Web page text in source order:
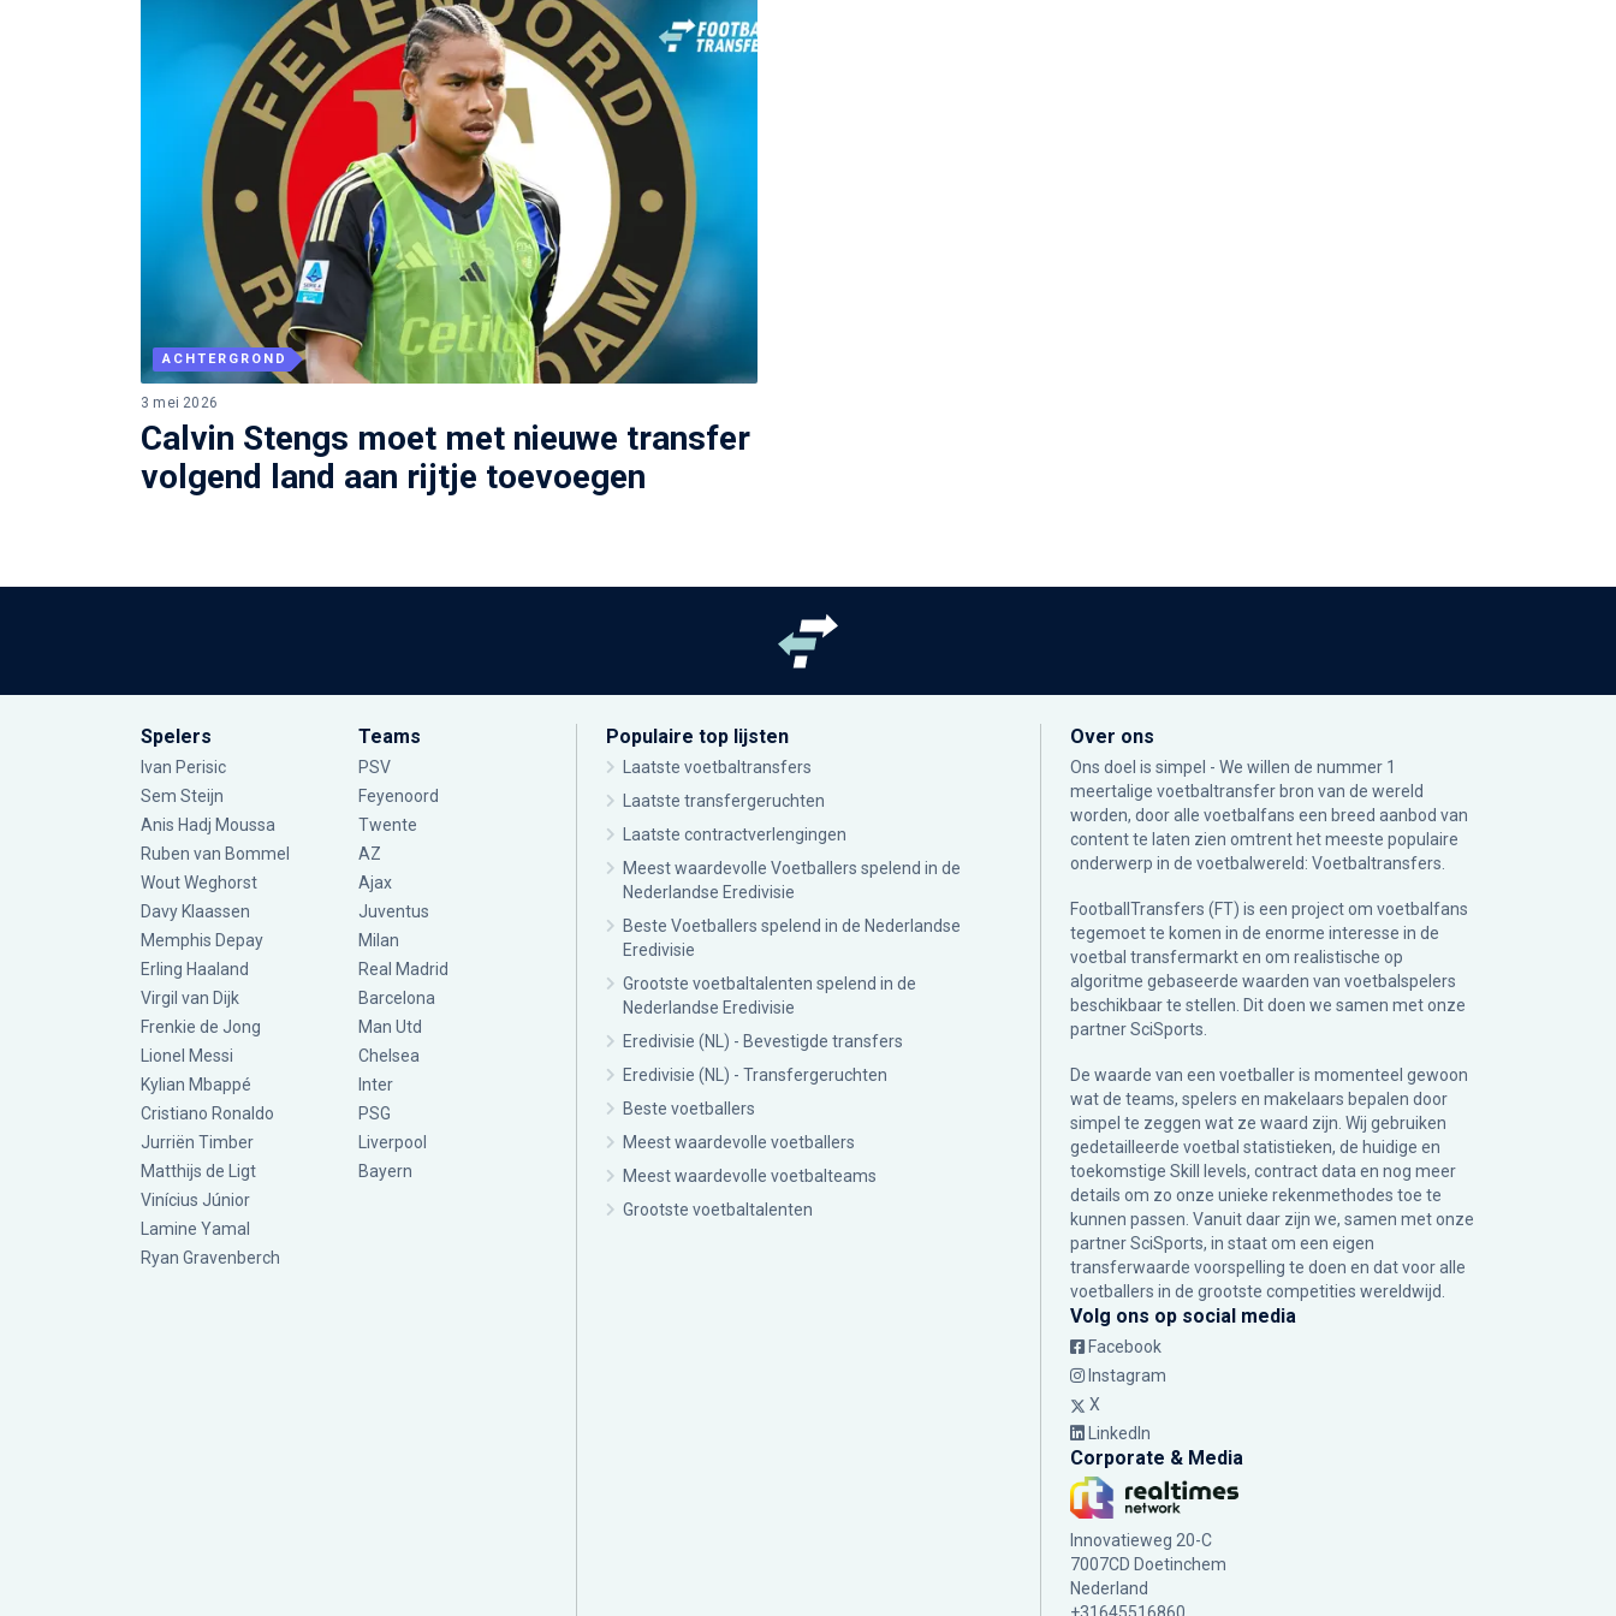
ACHTERGROND
3 mei 2026
Calvin Stengs moet met nieuwe transfer
volgend land aan rijtje toevoegen
Spelers
Ivan Perisic
Sem Steijn
Anis Hadj Moussa
Ruben van Bommel
Wout Weghorst
Davy Klaassen
Memphis Depay
Erling Haaland
Virgil van Dijk
Frenkie de Jong
Lionel Messi
Kylian Mbappé
Cristiano Ronaldo
Jurriën Timber
Matthijs de Ligt
Vinícius Júnior
Lamine Yamal
Ryan Gravenberch
Teams
PSV
Feyenoord
Twente
AZ
Ajax
Juventus
Milan
Real Madrid
Barcelona
Man Utd
Chelsea
Inter
PSG
Liverpool
Bayern
Populaire top lijsten
Laatste voetbaltransfers
Laatste transfergeruchten
Laatste contractverlengingen
Meest waardevolle Voetballers spelend in de
Nederlandse Eredivisie
Beste Voetballers spelend in de Nederlandse
Eredivisie
Grootste voetbaltalenten spelend in de
Nederlandse Eredivisie
Eredivisie (NL) - Bevestigde transfers
Eredivisie (NL) - Transfergeruchten
Beste voetballers
Meest waardevolle voetballers
Meest waardevolle voetbalteams
Grootste voetbaltalenten
Over ons
Ons doel is simpel - We willen de nummer 1
meertalige voetbaltransfer bron van de wereld
worden, door alle voetbalfans een breed aanbod van
content te laten zien omtrent het meeste populaire
onderwerp in de voetbalwereld: Voetbaltransfers.
FootballTransfers (FT) is een project om voetbalfans
tegemoet te komen in de enorme interesse in de
voetbal transfermarkt en om realistische op
algoritme gebaseerde waarden van voetbalspelers
beschikbaar te stellen. Dit doen we samen met onze
partnerSciSports.
De waarde van een voetballer is momenteel gewoon
wat de teams, spelers en makelaars bepalen door
simpel te zeggen wat ze waard zijn. Wij gebruiken
gedetailleerde voetbal statistieken, de huidige en
toekomstige Skill levels, contract data en nog meer
details om zo onze unieke rekenmethodes toe te
kunnen passen. Vanuit daar zijn we, samen met onze
partner SciSports, in staat om een eigen
transferwaarde voorspelling te doen en dat voor alle
voetballers in de grootste competities wereldwijd.
Volg ons op social media
Facebook
Instagram
X
LinkedIn
Corporate & Media
Innovatieweg 20-C
7007CD Doetinchem
Nederland